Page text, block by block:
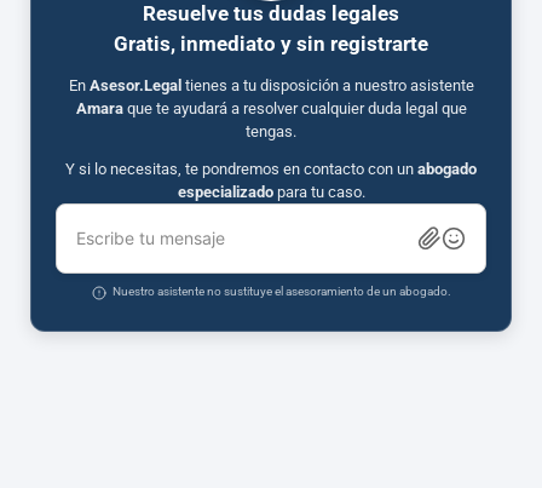
Resuelve tus dudas legales
Gratis, inmediato y sin registrarte
En Asesor.Legal tienes a tu disposición a nuestro asistente
Amaraque te ayudará a resolver cualquier duda legal que
tengas.
Y si lo necesitas, te pondremos en contacto con un abogado
especializadopara tu caso.
Escribe tu mensaje
Nuestro asistente no sustituye el asesoramiento de un abogado.